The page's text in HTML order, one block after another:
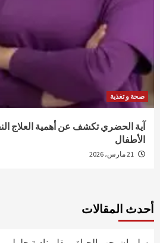
صحة و تغذية
آية الحضري تكشف عن أهمية العلاج
الأطفال
أحدث المقالات